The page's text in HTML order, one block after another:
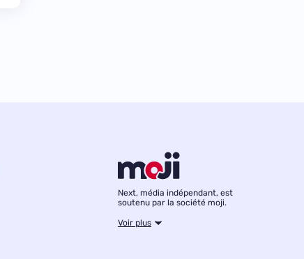
Next, média indépendant, est
soutenu par la société moji.
Voir plus